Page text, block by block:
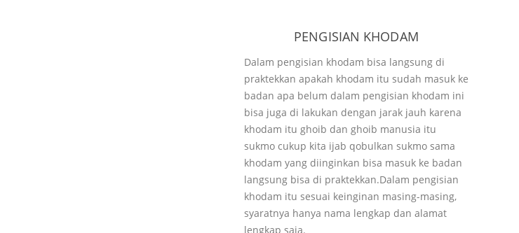
PENGISIAN KHODAM
Dalam pengisian khodam bisa langsung di
praktekkan apakah khodam itu sudah masuk ke
badan apa belum dalam pengisian khodam ini
bisa juga di lakukan dengan jarak jauh karena
khodam itu ghoib dan ghoib manusia itu
sukmo cukup kita ijab qobulkan sukmo sama
khodam yang diinginkan bisa masuk ke badan
langsung bisa di praktekkan.Dalam pengisian
khodam itu sesuai keinginan masing-masing,
syaratnya hanya nama lengkap dan alamat
lengkap saja.